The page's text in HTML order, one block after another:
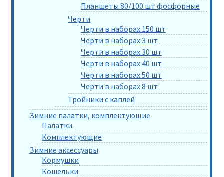
Планшеты 80/100 шт фосфорные
Черти
Черти в наборах 150 шт
Черти в наборах 3 шт
Черти в наборах 30 шт
Черти в наборах 40 шт
Черти в наборах 50 шт
Черти в наборах 8 шт
Тройники с каплей
Зимние палатки, комплектующие
Палатки
Комплектующие
Зимние аксессуары
Кормушки
Кошельки